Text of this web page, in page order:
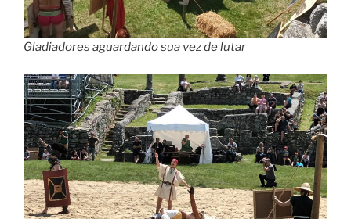
Gladiadores aguardando sua vez de lutar